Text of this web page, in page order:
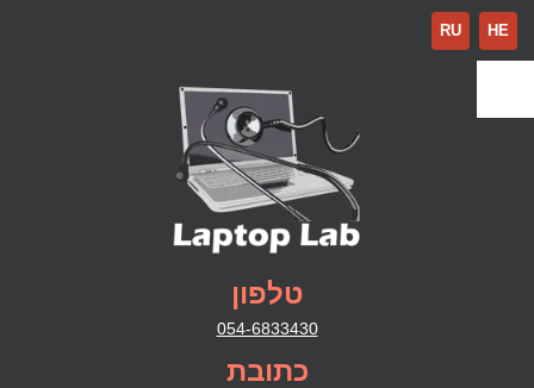
HE
RU
טלפון
054-6833430
כתובת